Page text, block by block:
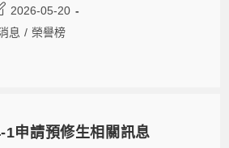
2026-05-20
息 / 榮譽榜
1申請預修生相關訊息